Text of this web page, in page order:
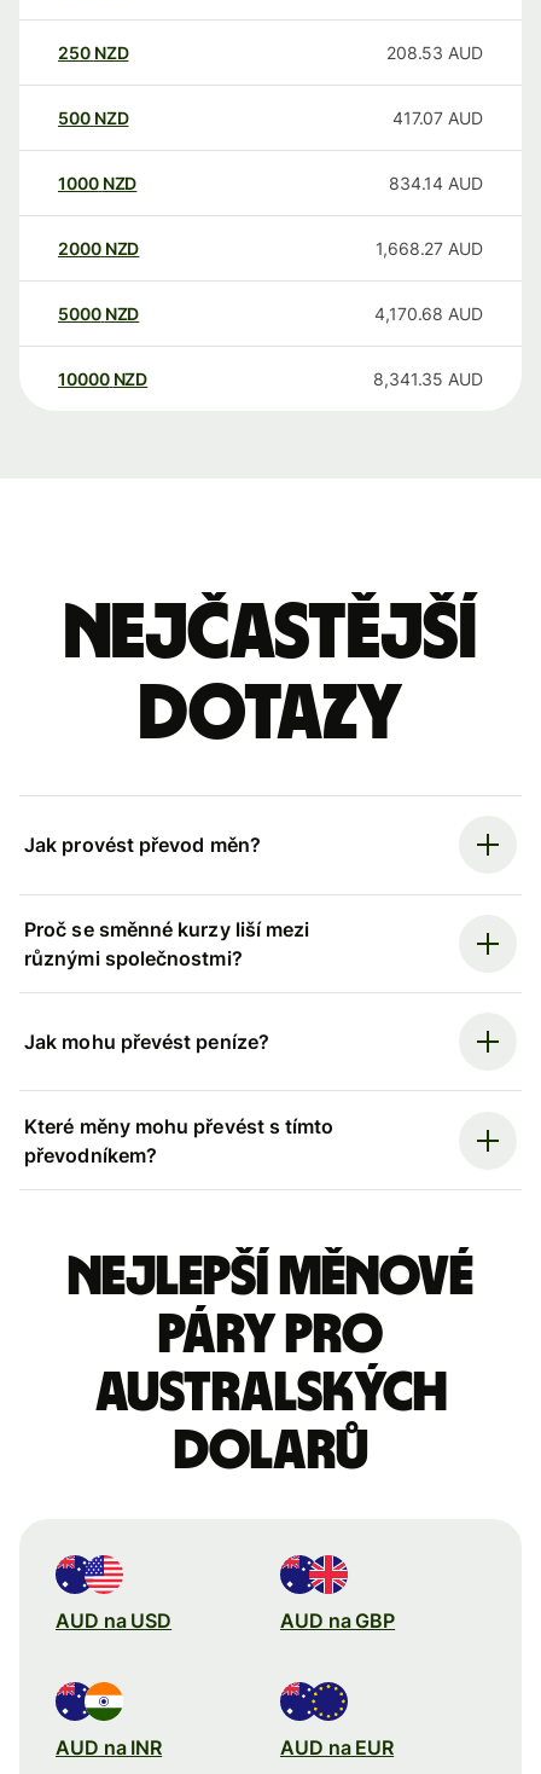
250 NZD 208.53 AUD
500 NZD 417.07 AUD
1000 NZD 834.14 AUD
2000 NZD 1,668.27 AUD
5000 NZD 4,170.68 AUD
10000 NZD 8,341.35 AUD
Nejčastější
dotazy
Jak provést převod měn?
Proč se směnné kurzy liší mezi
různými společnostmi?
Jak mohu převést peníze?
Které měny mohu převést s tímto
převodníkem?
Nejlepší měnové
páry pro
australských
dolarů
AUD na USD AUD na GBP
AUD na INR AUD na EUR